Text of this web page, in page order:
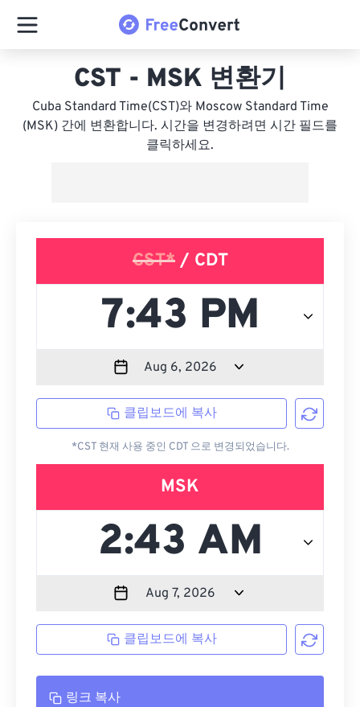
CST - MSK 변환기
Cuba Standard Time(CST)와 Moscow Standard Time
(MSK) 간에 변환합니다. 시간을 변경하려면 시간 필드를
클릭하세요.
CST*/ CDT
클립보드에 복사
*CST 현재 사용 중인 CDT 으로 변경되었습니다.
MSK
클립보드에 복사
링크 복사